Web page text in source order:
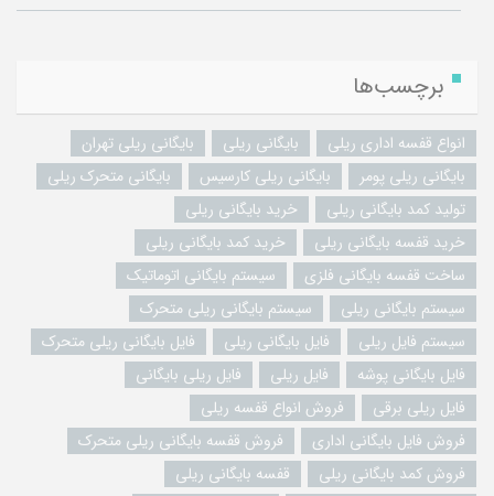
برچسب‌ها
انواع قفسه اداری ریلی بایگانی ریلی
بایگانی ریلی تهران
بایگانی ریلی پومر
بایگانی ریلی کارسیس
بایگانی متحرک ریلی
تولید کمد بایگانی ریلی
خرید بایگانی ریلی
خرید قفسه بایگانی ریلی
خرید کمد بایگانی ریلی
ساخت قفسه بایگانی فلزی
سیستم بایگانی اتوماتیک
سیستم بایگانی ریلی
سیستم بایگانی ریلی متحرک
سیستم فایل ریلی
فایل بایگانی ریلی
فایل بایگانی ریلی متحرک
فایل بایگانی پوشه
فایل ریلی
فایل ریلی بایگانی
فایل ریلی برقی
فروش انواع قفسه ریلی
فروش فایل بایگانی اداری
فروش قفسه بایگانی ریلی متحرک
فروش کمد بایگانی ریلی
قفسه بایگانی ریلی